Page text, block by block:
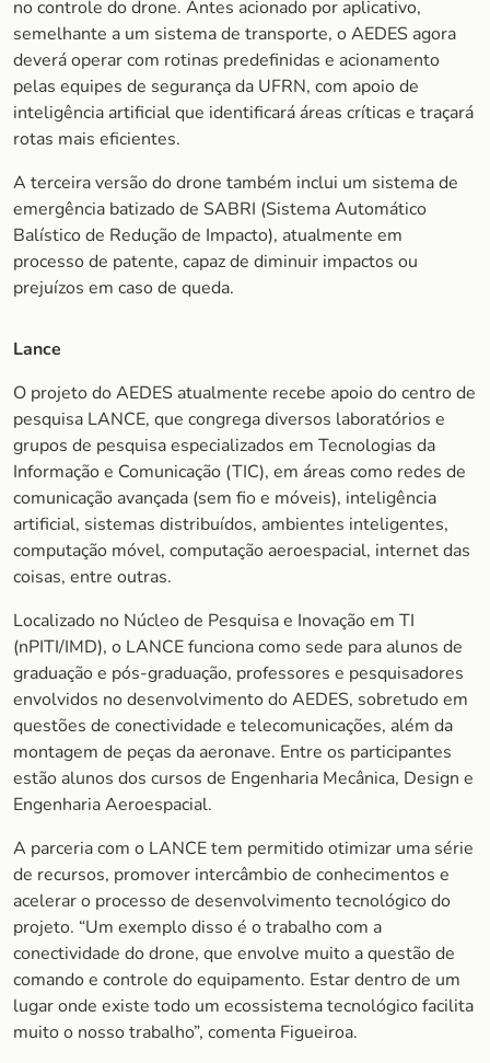
no controle do drone. Antes acionado por aplicativo,
semelhante a um sistema de transporte, o AEDES agora
deverá operar com rotinas predefinidas e acionamento
pelas equipes de segurança da UFRN, com apoio de
inteligência artificial que identificará áreas críticas e traçará
rotas mais eficientes.
A terceira versão do drone também inclui um sistema de
emergência batizado de SABRI (Sistema Automático
Balístico de Redução de Impacto), atualmente em
processo de patente, capaz de diminuir impactos ou
prejuízos em caso de queda.
Lance
O projeto do AEDES atualmente recebe apoio do centro de
pesquisa LANCE, que congrega diversos laboratórios e
grupos de pesquisa especializados em Tecnologias da
Informação e Comunicação (TIC), em áreas como redes de
comunicação avançada (sem fio e móveis), inteligência
artificial, sistemas distribuídos, ambientes inteligentes,
computação móvel, computação aeroespacial, internet das
coisas, entre outras.
Localizado no Núcleo de Pesquisa e Inovação em TI
(nPITI/IMD), o LANCE funciona como sede para alunos de
graduação e pós-graduação, professores e pesquisadores
envolvidos no desenvolvimento do AEDES, sobretudo em
questões de conectividade e telecomunicações, além da
montagem de peças da aeronave. Entre os participantes
estão alunos dos cursos de Engenharia Mecânica, Design e
Engenharia Aeroespacial.
A parceria com o LANCE tem permitido otimizar uma série
de recursos, promover intercâmbio de conhecimentos e
acelerar o processo de desenvolvimento tecnológico do
projeto. “Um exemplo disso é o trabalho com a
conectividade do drone, que envolve muito a questão de
comando e controle do equipamento. Estar dentro de um
lugar onde existe todo um ecossistema tecnológico facilita
muito o nosso trabalho”, comenta Figueiroa.